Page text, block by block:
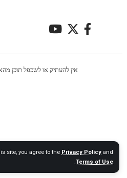
site, you agree to the Privacy Policy and
Terms of Use
.
אין להעתיק או לשכפל תוכן